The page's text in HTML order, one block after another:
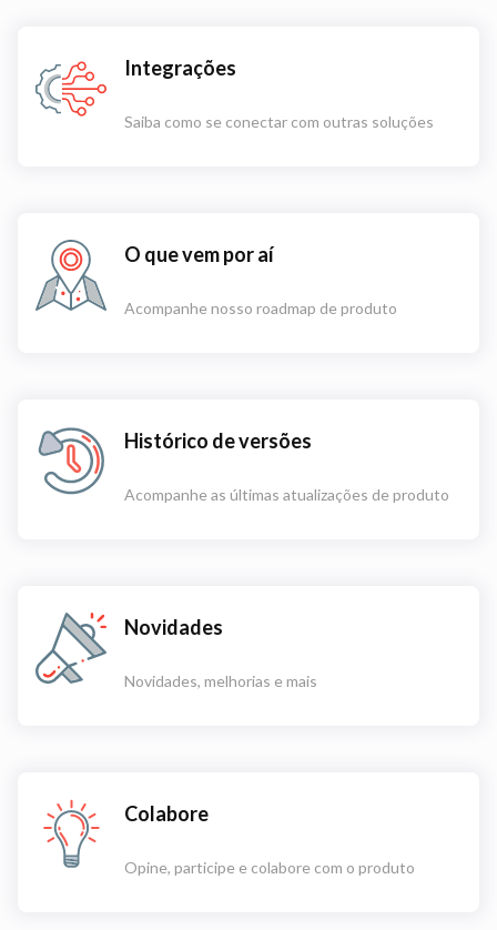
Integrações
Saiba como se conectar com outras soluções
O que vem por aí
Acompanhe nosso roadmap de produto
Histórico de versões
Acompanhe as últimas atualizações de produto
Novidades
Novidades, melhorias e mais
Colabore
Opine, participe e colabore com o produto